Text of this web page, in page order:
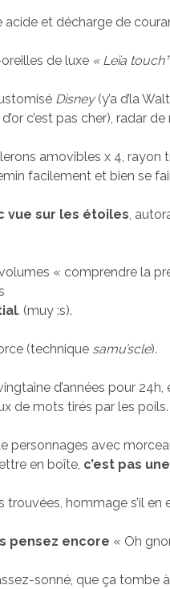
et décharge de
de luxe « Leïa
Disney(y’a d’la
c’est pas cher), radar
amovibles x 4,
facilement et bien se
vue sur les étoiles,
« comprendre la
. (muy :s).
(technique samu’scle).
d’années pour
de mots tirés par les poils.
personnages avec
en boîte, c’est pas
trouvées, hommage s’il en
pensez encore « Oh
sonné, que ça tombe